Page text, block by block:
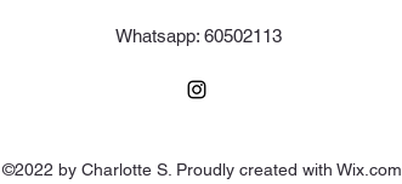
Whatsapp: 60502113
©2022 by Charlotte S. Proudly created with Wix.com